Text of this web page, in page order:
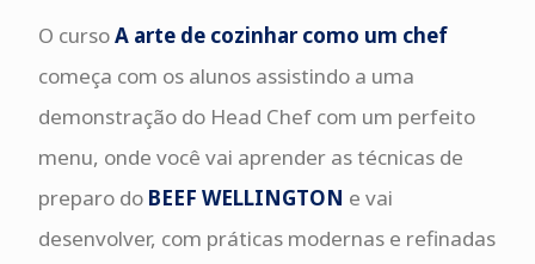
O cursoA arte de cozinhar como um chef
começa com os alunos assistindo a uma
demonstração do Head Chef com um perfeito
menu, onde você vai aprender as técnicas de
preparo do BEEF WELLINGTON e vai
desenvolver, com práticas modernas e refinadas